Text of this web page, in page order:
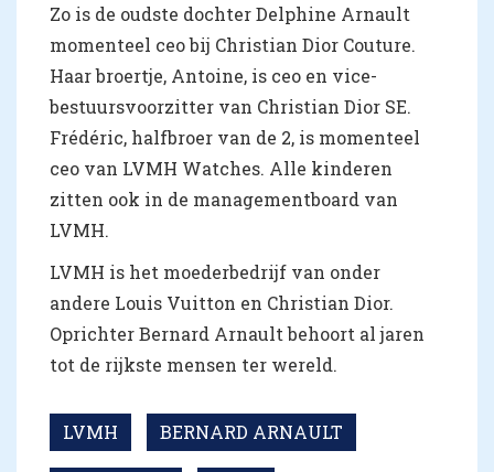
Zo is de oudste dochter Delphine Arnault
momenteel ceo bij Christian Dior Couture.
Haar broertje, Antoine, is ceo en vice-
bestuursvoorzitter van Christian Dior SE.
Frédéric, halfbroer van de 2, is momenteel
ceo van LVMH Watches. Alle kinderen
zitten ook in de managementboard van
LVMH.
LVMH is het moederbedrijf van onder
andere Louis Vuitton en Christian Dior.
Oprichter Bernard Arnault behoort al jaren
tot de rijkste mensen ter wereld.
LVMH BERNARD ARNAULT